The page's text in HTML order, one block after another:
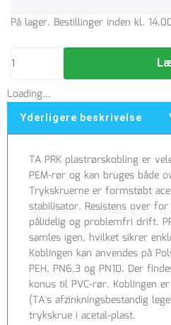
På lager. Bestillinger inden kl.
IMI
to-
reducering
m/trykskrue,
PN16
Loading...
Yderligere beskrivelse
TA PRK plastrørskobling er
PEM-rør og kan bruges både
Trykskruerne er formstøbt
stabilisator. Resistens over
pålidelig og problemfri drift.
samles igen, hvilket sikrer
Koblingen kan anvendes på
PEH, PN6,3 og PN10. Der
konus til PVC-rør. Koblingen
(TA´s afzinkningsbestandig
trykskrue i acetal-plast.